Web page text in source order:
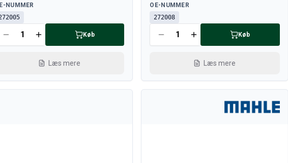
NUMMER
Køb
Læs mere
Tilgængelig
OE-NUMMER
272008
Køb
Læs mere